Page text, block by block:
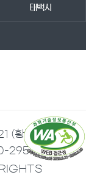
태백시
(황지동)
2951